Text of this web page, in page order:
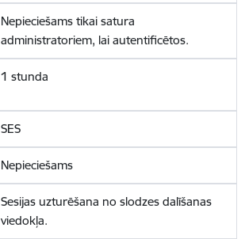
Nepieciešams tikai satura
administratoriem, lai autentificētos.
1 stunda
SES
Nepieciešams
Sesijas uzturēšana no slodzes dalīšanas
viedokļa.